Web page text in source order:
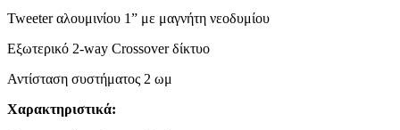
Tweeter αλουμινίου 1” με μαγνήτη νεοδυμίου
Εξωτερικό 2-way Crossover δίκτυο
Αντίσταση συστήματος 2 ωμ
Χαρακτηριστικά: